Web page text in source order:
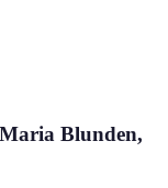
Blunden,